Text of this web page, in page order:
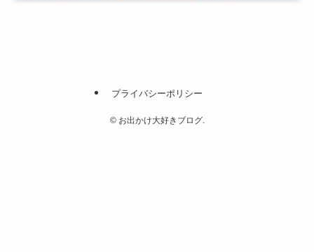
プライバシーポリシー
©お出かけ大好きブログ.